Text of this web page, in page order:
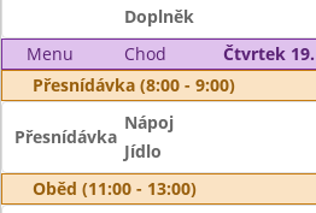
Doplněk
Menu
Chod
Čtvrtek
Přesnídávka (8:00 - 9:00)
Přesnídávka
Nápoj
Jídlo
Oběd (11:00 - 13:00)